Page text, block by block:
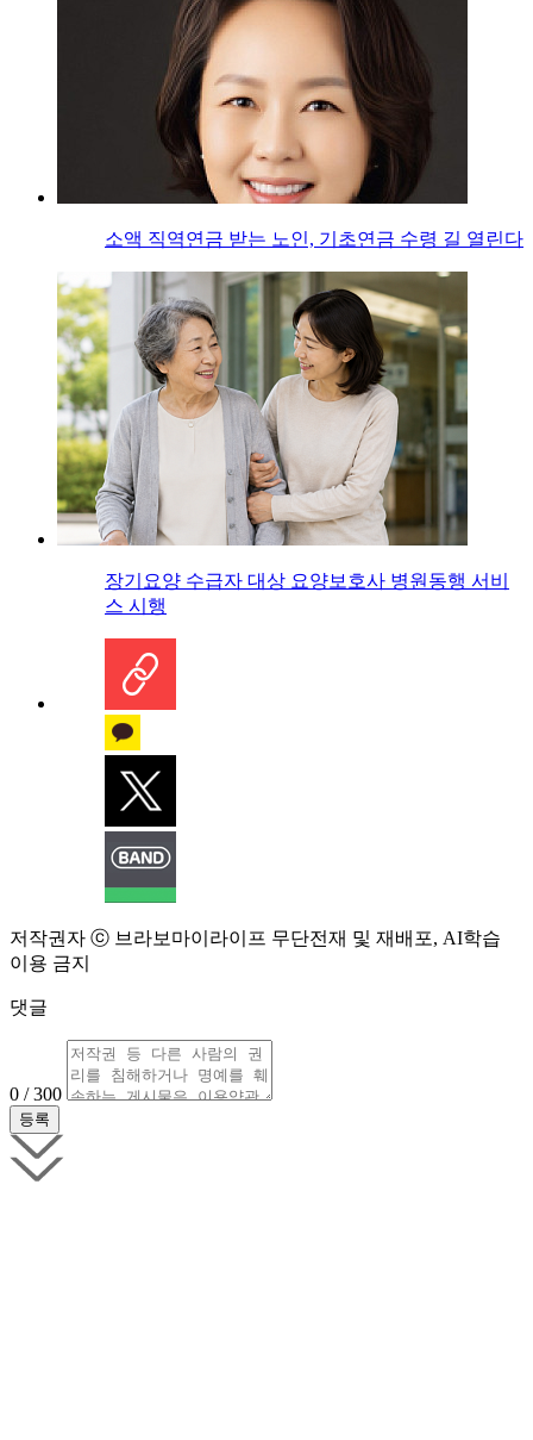
소액 직역연금 받는 노인, 기초연금 수령 길 열린다
장기요양 수급자 대상 요양보호사 병원동행 서비
스 시행
저작권자 ⓒ 브라보마이라이프 무단전재 및 재배포, AI학습
이용 금지
댓글
0 / 300